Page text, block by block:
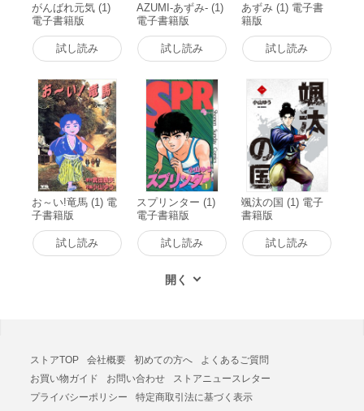
がんばれ元気 (1)
電子書籍版
試し読み
AZUMI-あずみ- (1)
電子書籍版
試し読み
あずみ (1) 電子書
籍版
試し読み
お～い!竜馬 (1) 電
子書籍版
試し読み
スプリンター (1)
電子書籍版
試し読み
颯汰の国 (1) 電子
書籍版
試し読み
ストアTOP 会社概要 初めての方へ
よくあるご質問
お買い物ガイド
お問い合わせ
ストアニュースレター
プライバシーポリシー
特定商取引法に基づく表示